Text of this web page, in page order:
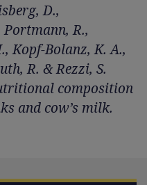
D.,
Portmann, R.,
Kopf-Bolanz, K. A.,
R. & Rezzi, S.
composition
and cow’s milk.